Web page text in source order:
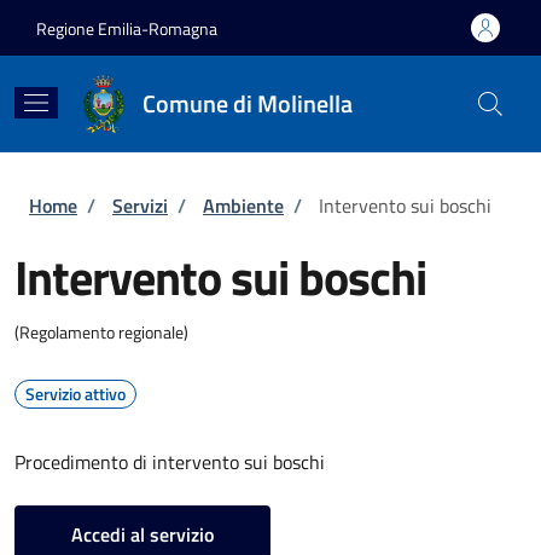
Regione Emilia-Romagna
Comune di Molinella
Briciole di pane
Home / Servizi / Ambiente / Intervento sui boschi
Intervento sui boschi
(Regolamento regionale)
Servizio attivo
Procedimento di intervento sui boschi
Accedi al servizio